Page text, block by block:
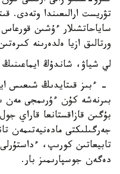
تۋريست ارالىعىندا وتەدى.
ساياحاتشىلار ءۇشىن
ورتالىق ازيا ەلدەرىنە
لي شياۋ، شاندۇڭ
- ءبىز قىتايدىڭ شىعىس
بىرنەشە كۇن ءۇرىمجى مەن
بۇگىن قازاقستانعا قاراي
جەرگىلىكتى مادەنيەتىمەن
تابيعاتىن كورىپ،
دەگەن جوسپارىمىز بار.